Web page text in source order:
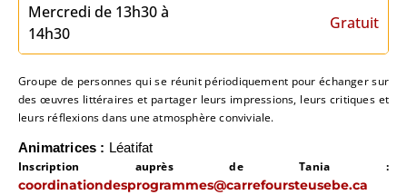
Mercredi de 13h30 à
14h30
Gratuit
Groupe de personnes qui se réunit périodiquement pour échanger sur
des œuvres littéraires et partager leurs impressions, leurs critiques et
leurs réflexions dans une atmosphère conviviale.
Animatrices : Léatifat
Inscription auprès de Tania :
coordinationdesprogrammes@carrefoursteusebe.ca